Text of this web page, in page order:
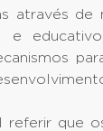
através
e
referir que